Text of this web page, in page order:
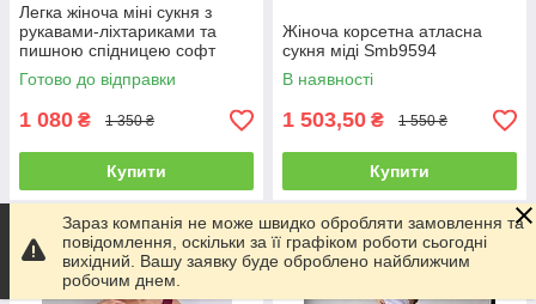
Легка жіноча міні сукня з
рукавами-ліхтариками та
пишною спідницею софт
Sms8406
Готово до відправки
1 080 ₴ 1 350 ₴
Купити
Жіноча корсетна атласна
сукня міді Smb9594
В наявності
1 503,50 ₴ 1 550 ₴
Купити
–3%
Зараз компанія не може швидко обробляти замовлення та
повідомлення, оскільки за її графіком роботи сьогодні
вихідний. Вашу заявку буде оброблено найближчим
робочим днем.